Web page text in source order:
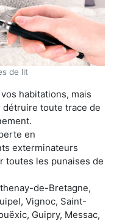
de lit
habitations, mais
détruire toute trace de
en
exterminateurs
toutes les punaises de
de-Bretagne,
Vignoc, Saint-
Guipry, Messac,